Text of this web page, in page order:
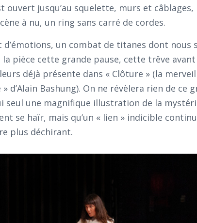
ouvert jusqu’au squelette, murs et
à nu, un ring sans carré de cordes.
un combat de titanes dont nous
pièce cette grande pause, cette trêve avant
déjà présente dans « Clôture » (la
d’Alain Bashung). On ne révèlera rien de ce
seul une magnifique illustration de la
se haïr, mais qu’un « lien » indicible
plus déchirant.